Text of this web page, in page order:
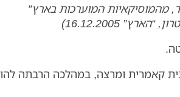
מהמוסיקאיות המוערכות בארץ”
“הארץ” 16.12.2005)
קאמרית ומרצה, במהלכה הרבתה